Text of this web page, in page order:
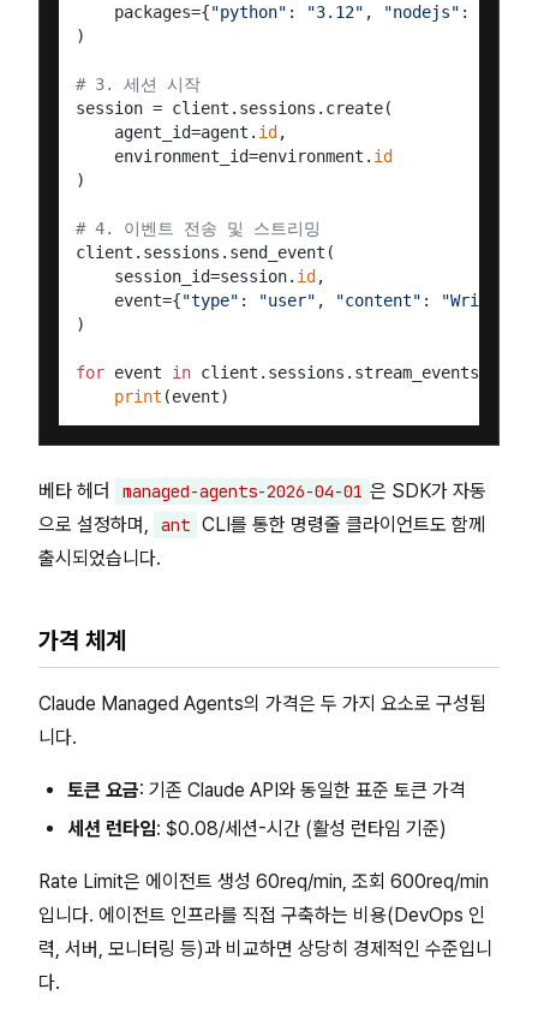
    packages={
"python" : "3.12" , "nodejs" :
)
# 3. 세션 시작
session = client.sessions.create(
    agent_id=agent.
id ,
    environment_id=environment.
id
)
# 4. 이벤트 전송 및 스트리밍
client.sessions.send_event(
    session_id=session.
id ,
    event={
"type" : "user" , "content" :
"Write
)
for event in
print
베타 헤더 managed-agents-2026-04-01 은 SDK가 자동
으로 설정하며,
ant CLI를 통한 명령줄 클라이언트도 함께
출시되었습니다.
가격 체계
Claude Managed Agents의 가격은 두 가지 요소로 구성됩
니다.
토큰 요금: 기존 Claude API와 동일한 표준 토큰 가격
세션 런타임: $0.08/세션-시간 (활성 런타임 기준)
Rate Limit은 에이전트 생성 60req/min, 조회 600req/min
입니다. 에이전트 인프라를 직접 구축하는 비용(DevOps 인
력, 서버, 모니터링 등)과 비교하면 상당히 경제적인 수준입니
다.